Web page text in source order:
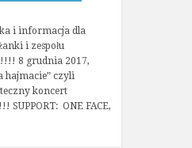
i informacja dla
i zespołu
8 grudnia 2017,
hajmacie” czyli
koncert
SUPPORT: ONE FACE,